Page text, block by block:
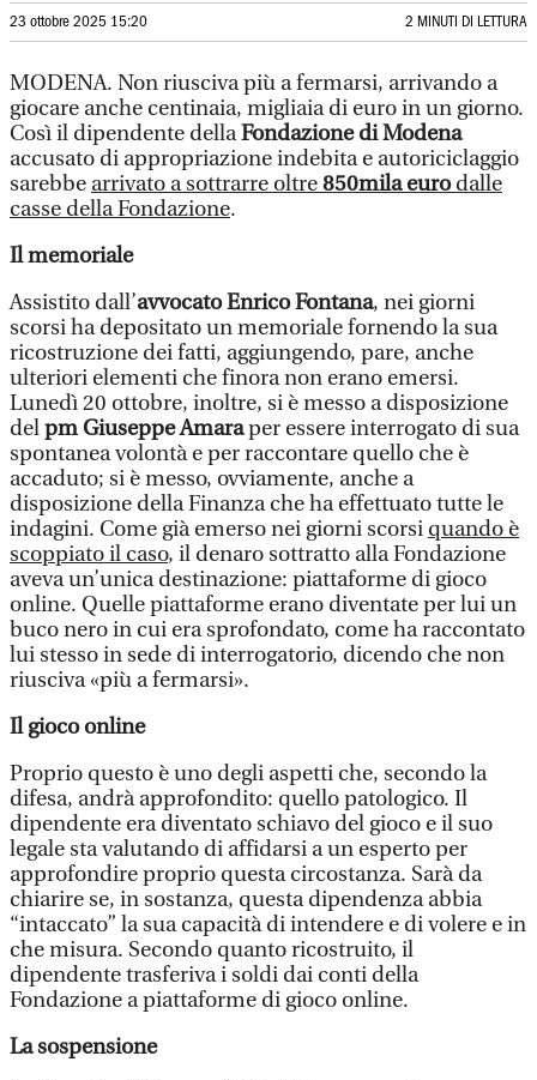
23 ottobre 2025 15:20 2 MINUTI DI LETTURA
MODENA. Non riusciva più a fermarsi, arrivando a
giocare anche centinaia, migliaia di euro in un giorno.
Così il dipendente dellaFondazione di Modena
accusato di appropriazione indebita e autoriciclaggio
sarebbe arrivato a sottrarre oltre850mila eurodalle
casse della Fondazione.
Il memoriale
Assistito dall’avvocato Enrico Fontana, nei giorni
scorsi ha depositato un memoriale fornendo la sua
ricostruzione dei fatti, aggiungendo, pare, anche
ulteriori elementi che finora non erano emersi.
Lunedì 20 ottobre, inoltre, si è messo a disposizione
delpm Giuseppe Amaraper essere interrogato di sua
spontanea volontà e per raccontare quello che è
accaduto; si è messo, ovviamente, anche a
disposizione della Finanza che ha effettuato tutte le
indagini. Come già emerso nei giorni scorsi quando è
scoppiato il caso, il denaro sottratto alla Fondazione
aveva un’unica destinazione: piattaforme di gioco
online. Quelle piattaforme erano diventate per lui un
buco nero in cui era sprofondato, come ha raccontato
lui stesso in sede di interrogatorio, dicendo che non
riusciva «più a fermarsi».
Il gioco online
Proprio questo è uno degli aspetti che, secondo la
difesa, andrà approfondito: quello patologico. Il
dipendente era diventato schiavo del gioco e il suo
legale sta valutando di affidarsi a un esperto per
approfondire proprio questa circostanza. Sarà da
chiarire se, in sostanza, questa dipendenza abbia
“intaccato” la sua capacità di intendere e di volere e in
che misura. Secondo quanto ricostruito, il
dipendente trasferiva i soldi dai conti della
Fondazione a piattaforme di gioco online.
La sospensione